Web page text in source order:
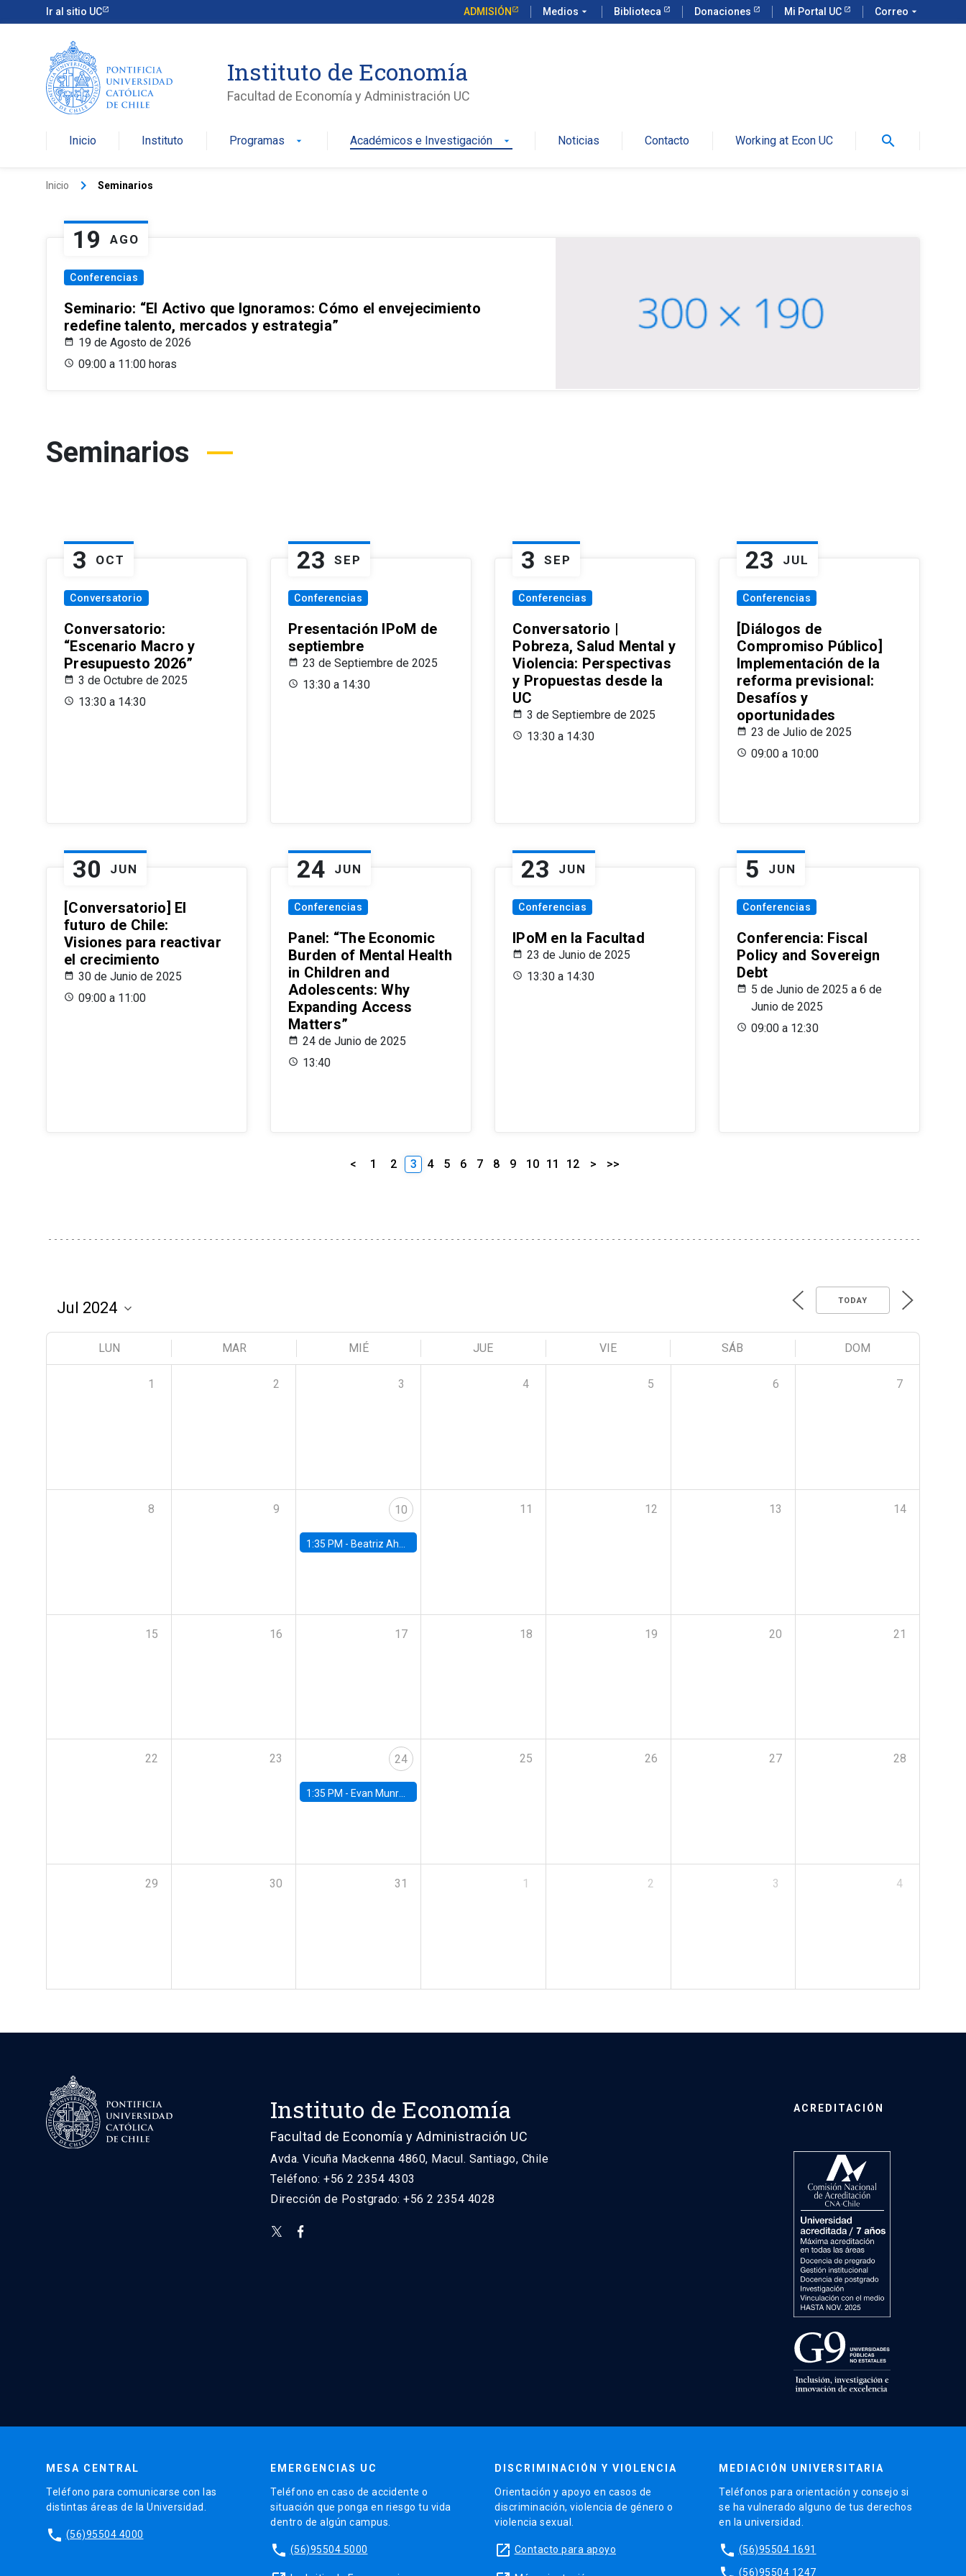
Ir al sitio UC ADMISIÓN Medios arrow_drop_down Biblioteca Donaciones Mi Portal UC Correo arrow_drop_down
Instituto de Economía
Facultad de Economía y Administración UC
Inicio Instituto Programas arrow_drop_down Académicos e Investigación arrow_drop_down Noticias Contacto Working at Econ UC search
Inicio keyboard_arrow_right Seminarios
19 AGO
Conferencias
Seminario: “El Activo que Ignoramos: Cómo el envejecimiento
redefine talento, mercados y estrategia”
19 de Agosto de 2026
09:00 a 11:00 horas
Seminarios
3 OCT
Conversatorio
Conversatorio:
“Escenario Macro y
Presupuesto 2026”
3 de Octubre de 2025
13:30 a 14:30
23 SEP
Conferencias
Presentación IPoM de
septiembre
23 de Septiembre de 2025
13:30 a 14:30
3 SEP
Conferencias
Conversatorio |
Pobreza, Salud Mental y
Violencia: Perspectivas
y Propuestas desde la
UC
3 de Septiembre de 2025
13:30 a 14:30
23 JUL
Conferencias
[Diálogos de
Compromiso Público]
Implementación de la
reforma previsional:
Desafíos y
oportunidades
23 de Julio de 2025
09:00 a 10:00
30 JUN
[Conversatorio] El
futuro de Chile:
Visiones para reactivar
el crecimiento
30 de Junio de 2025
09:00 a 11:00
24 JUN
Conferencias
Panel: “The Economic
Burden of Mental Health
in Children and
Adolescents: Why
Expanding Access
Matters”
24 de Junio de 2025
13:40
23 JUN
Conferencias
IPoM en la Facultad
23 de Junio de 2025
13:30 a 14:30
5 JUN
Conferencias
Conferencia: Fiscal
Policy and Sovereign
Debt
5 de Junio de 2025 a 6 de
Junio de 2025
09:00 a 12:30
< 1 2 3 4 5 6 7 8 9 10 11 12 > >>
TODAY
LUN MAR MIÉ JUE VIE SÁB DOM
1 2 3 4 5 6 7
8 9 10
1:35 PM - Beatriz Ahumada, PhD candidate, Universidad de Pittsburgh
11 12 13 14
15 16 17 18 19 20 21
22 23 24
1:35 PM - Evan Munro, Neyman Visiting Assistant Professor in the Department of Statistics at UC Berkeley
25 26 27 28
29 30 31 1 2 3 4
Instituto de Economía
Facultad de Economía y Administración UC
Avda. Vicuña Mackenna 4860, Macul. Santiago, Chile
Teléfono: +56 2 2354 4303
Dirección de Postgrado: +56 2 2354 4028
ACREDITACIÓN
MESA CENTRAL
Teléfono para comunicarse con las
distintas áreas de la Universidad.
phone (56)95504 4000
EMERGENCIAS UC
Teléfono en caso de accidente o
situación que ponga en riesgo tu vida
dentro de algún campus.
phone (56)95504 5000
DISCRIMINACIÓN Y VIOLENCIA
Orientación y apoyo en casos de
discriminación, violencia de género o
violencia sexual.
launch Contacto para apoyo
MEDIACIÓN UNIVERSITARIA
Teléfonos para orientación y consejo si
se ha vulnerado alguno de tus derechos
en la universidad.
phone (56)95504 1691
(56)95504 1247